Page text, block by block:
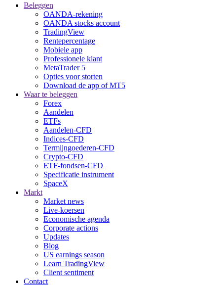
Beleggen
OANDA-rekening
OANDA stocks account
TradingView
Rentepercentage
Mobiele app
Professionele klant
MetaTrader 5
Opties voor storten
Download de app of MT5
Waar te beleggen
Forex
Aandelen
ETFs
Aandelen-CFD
Indices-CFD
Termijngoederen-CFD
Crypto-CFD
ETF-fondsen-CFD
Specificatie instrument
SpaceX
Markt
Market news
Live-koersen
Economische agenda
Corporate actions
Updates
Blog
US earnings season
Learn TradingView
Client sentiment
Contact